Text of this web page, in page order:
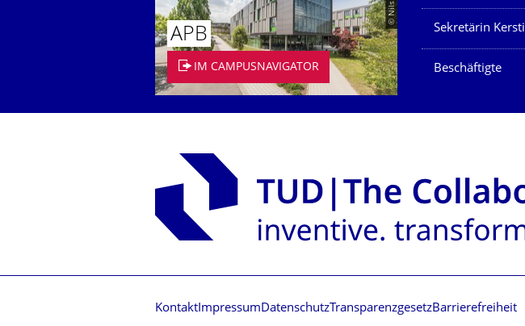
APB
IM CAMPUSNAVIGATOR
Sekretärin
Beschäftigte
Kontakt Impressum DatenschutzTransparenzgesetzBarrierefreiheit